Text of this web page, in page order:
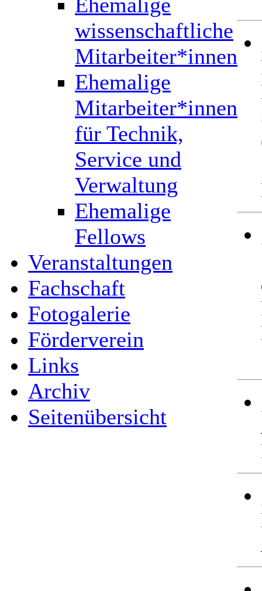
wissenschaftliche
Mitarbeiter*innen
Ehemalige
Mitarbeiter*innen
für Technik,
Service und
Verwaltung
Ehemalige
Fellows
Veranstaltungen
Fachschaft
Fotogalerie
Förderverein
Links
Archiv
Seitenübersicht